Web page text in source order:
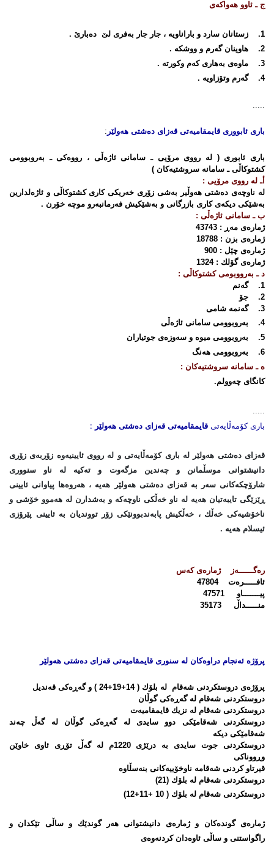
ج ـ ئاوو هەواكەی
1. زستانان سارد و باراناویە ، جار جار بەفری لێ‌ دەبارێ‌ .
2. هاوینان گەرم و ووشكە .
3. ماوەی بەهاری كەم وكورتە .
4. گەرم وتۆزاویە .
باری ئابووری قایمقامیەتی قەزای دەشتی هەولێر :
باری ئابوری ( لە رووی مرۆیی ـ سامانی ئاژەڵی ، رووەكی ـ بەروبوومی
كشتوكاڵی ـ سامانە سروشتیەكان )
أـ لە رووی مرۆیی :
لە ناوچەی دەشتی هەوڵیر بەشی زۆری خەریكی كاری كشتوكاڵی و ئاژەلدارین
بەشێكی دیكەی كاری بازرگانی و بەشێكیش فەرمانبەرو موچە خۆرن .
ب ـ سامانی ئاژەڵی :
ژمارەی مەڕ : 43743
ژمارەی بزن : 18788
ژمارەی چێل : 900
ژمارەی گۆلك : 1324
د ـ بەرووبومی كشتوكاڵی :
1. گەنم
2. جۆ
3. گەنمە شامی
4. بەروبوومی سامانی ئاژەڵی
5. بەروبوومی میوە و سەوزەی جوتیاران
6. بەروبوومی هەنگ
ه ـ سامانە سروشتیەكان :
كانگای چەوولم.
باری کۆمەڵایەتی قایمقامیەتی قەزای دەشتی هەولێر :
قەزای دەشتی هەولێر لە باری كۆمەڵایەتی و لە رووی ئایینیەوە زۆربەی زۆری
دانیشتوانی موسڵمانن و چەندین مزگەوت و تەكیە لە ناو سنووری
شارۆچكەكانی سەر بە قەزای دەشتی هەولێر هەیە ، هەروەها پیاوانی ئایینی
ڕێزێگی تایبەتیان هەیە لە ناو خەڵكی ناوچەكە و بەشدارن لە هەموو خۆشی و
ناخۆشیەكی خەڵك ، خەڵكیش پابەندبوونێكی زۆر تووندیان بە ئایینی پێرۆزی
ئیسلام هەیە .
رەگــــــەز
ژمارەی كەس
ئافـــــرەت 47804
پیـــــــاو 47571
منـــــداڵ 35173
پرۆژە ئەنجام دراوەکان لە سنوری قایمقامیەتی قەزای دەشتی هەولێر
پرۆژەی دروستكردنی شەقام لە بلۆك ( 14+19+24 ) و گەڕەكی قەندیل
دروستكردنی شەقام لە گەڕەكی گوڵان
دروستكردنی شەقام لە نزیك قایمقامیەت
دروستكردنی شەقامێكی دوو سایدی لە گەڕەكی گوڵان لە گەڵ چەند
شەقامێكی دیكە
دروستكردنی جوت سایدی بە درێژی 1220م لە گەڵ تۆڕی ئاوی خاوێن
وڕووناكی
قیرتاو كردنی شەقامە ناوخۆییەكانی بنەسڵاوە
دروستكردنی شەقام لە بلۆك (21)
دروستكردنی شەقام لە بلۆك ( 10 +11+12)
ژمارەی گوندەكان و ژمارەی دانیشتوانی هەر گوندێك و ساڵی تێكدان و
راگواستنی و ساڵی ئاوەدان كردنەوەی